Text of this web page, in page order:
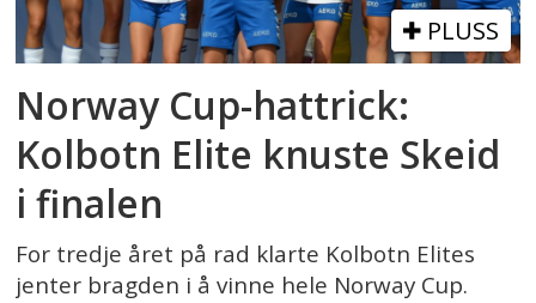
PLUSS
Norway Cup-hattrick:
Kolbotn Elite knuste Skeid
i finalen
For tredje året på rad klarte Kolbotn Elites
jenter bragden i å vinne hele Norway Cup.